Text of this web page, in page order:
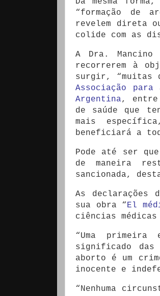
“formação de
revelem direta
colide com as
A Dra.
recorrerem à
surgir, “muitas
Associação para
Argentina, entre
de saúde que
mais
beneficiará a
Pode até ser
de maneira
sancionada,
As declarações
sua obra “El
ciências
“Uma
significado
aborto é um
inocente e
“Nenhuma